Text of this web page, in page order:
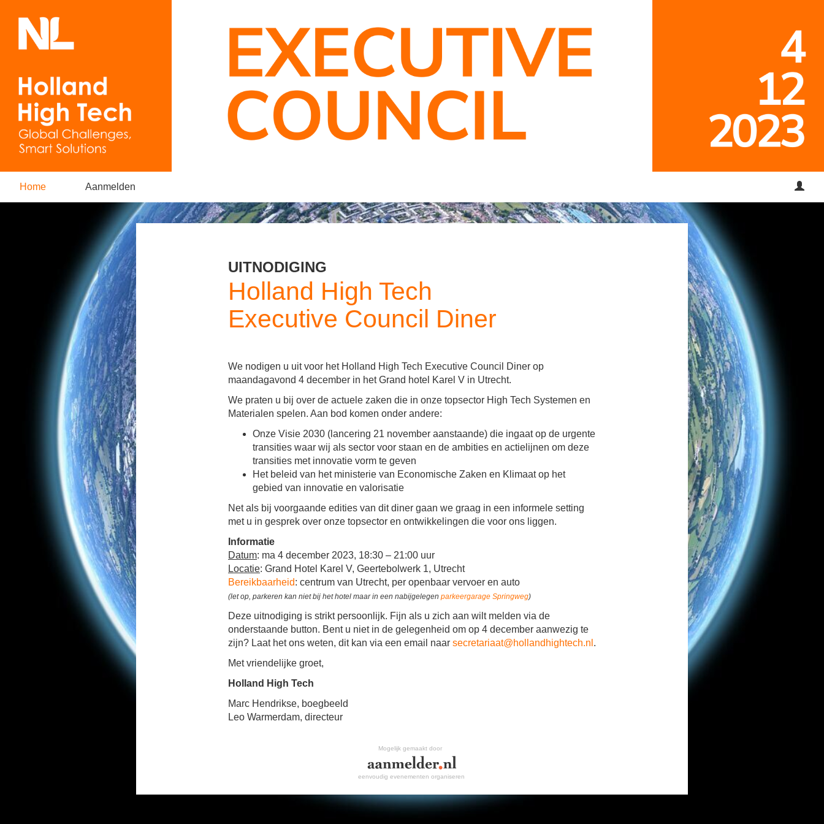
Home Aanmelden
UITNODIGING
Holland High Tech
Executive Council Diner
We nodigen u uit voor het Holland High Tech Executive Council Diner op
maandagavond 4 december in het Grand hotel Karel V in Utrecht.
We praten u bij over de actuele zaken die in onze topsector High Tech Systemen en
Materialen spelen. Aan bod komen onder andere:
Onze Visie 2030 (lancering 21 november aanstaande) die ingaat op de urgente
transities waar wij als sector voor staan en de ambities en actielijnen om deze
transities met innovatie vorm te geven
Het beleid van het ministerie van Economische Zaken en Klimaat op het
gebied van innovatie en valorisatie
Net als bij voorgaande edities van dit diner gaan we graag in een informele setting
met u in gesprek over onze topsector en ontwikkelingen die voor ons liggen.
Informatie
Datum: ma 4 december 2023, 18:30 – 21:00 uur
Locatie: Grand Hotel Karel V, Geertebolwerk 1, Utrecht
Bereikbaarheid: centrum van Utrecht, per openbaar vervoer en auto
(let op, parkeren kan niet bij het hotel maar in een nabijgelegen parkeergarage Springweg)
Deze uitnodiging is strikt persoonlijk. Fijn als u zich aan wilt melden via de
onderstaande button. Bent u niet in de gelegenheid om op 4 december aanwezig te
zijn? Laat het ons weten, dit kan via een email naar secretariaat@hollandhightech.nl .
Met vriendelijke groet,
Holland High Tech
Marc Hendrikse, boegbeeld
Leo Warmerdam, directeur
Mogelijk gemaakt door
eenvoudig evenementen organiseren